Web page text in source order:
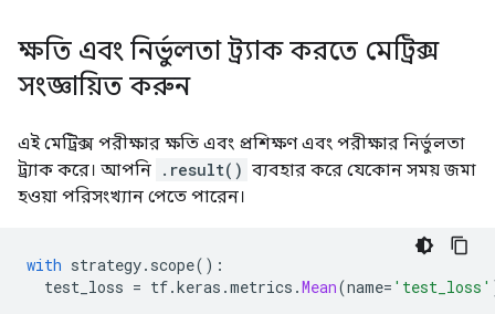
  }
  args {
    type_id: TFT_DATASET
      type_id: TFT_PRODUCT
      args {
        type_id: TFT_TENSOR
        args {
      }
      args {
ক্ষতি এবং নির্ভুলতা ট্র্যাক করতে মেট্রিক্স
সংজ্ঞায়িত করুন
এই মেট্রিক্স পরীক্ষার ক্ষতি এবং প্রশিক্ষণ এবং পরীক্ষার নির্ভুলতা
ট্র্যাক করে। আপনি .result() ব্যবহার করে যেকোন সময় জমা
হওয়া পরিসংখ্যান পেতে পারেন।
with strategy. scope():
test_loss = tf.keras .metrics .Mean(name= 'test_loss'